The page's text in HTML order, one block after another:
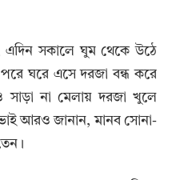
এদিন সকালে ঘুম থেকে উঠে
পরে ঘরে এসে দরজা বন্ধ করে
সাড়া না মেলায় দরজা খুলে
আরও জানান, মানব সোনা-